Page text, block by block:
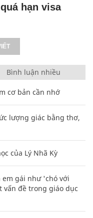
hạn visa
Bình luận nhiều
cơ bản cần nhớ
lượng giác bằng thơ,
của Lý Nhã Kỳ
em gái như 'chó với
đề trong giáo dục